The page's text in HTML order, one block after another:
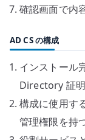
確認画面で内
AD CS の構成
インストール
Directory 証明
構成に使用す
管理権限を持